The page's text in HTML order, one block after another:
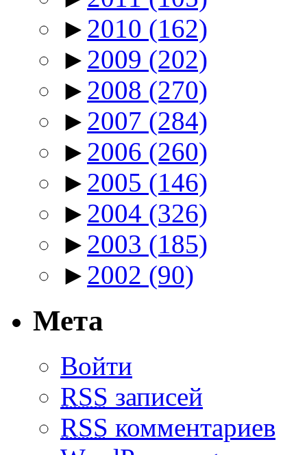
► 2010 (162)
► 2009 (202)
► 2008 (270)
► 2007 (284)
► 2006 (260)
► 2005 (146)
► 2004 (326)
► 2003 (185)
► 2002 (90)
Мета
Войти
RSS записей
RSS комментариев